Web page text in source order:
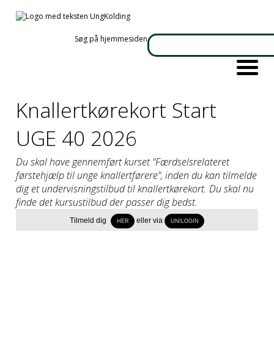
Søg på hjemmesiden
Knallertkørekort Start
UGE 40 2026
Du skal have gennemført kurset "Færdselsrelateret
førstehjælp til unge knallertførere", inden du kan tilmelde
dig et undervisningstilbud til knallertkørekort. Du skal nu
finde det kursustilbud der passer dig bedst.
Tilmeld dig eller via